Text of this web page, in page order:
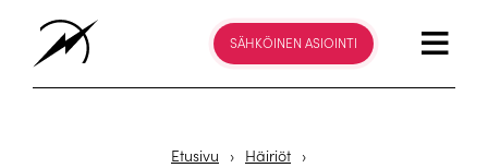
SÄHKÖINEN ASIOINTI
Etusivu › Häiriöt ›